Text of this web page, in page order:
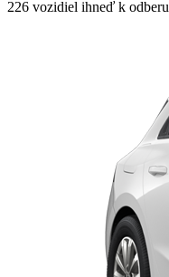
226 vozidiel ihneď k odberu